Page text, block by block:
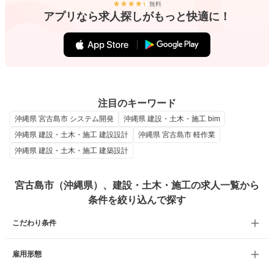
無料
アプリなら求人探しがもっと快適に！
注目のキーワード
沖縄県 宮古島市 システム開発
沖縄県 建設・土木・施工 bim
沖縄県 建設・土木・施工 建設設計
沖縄県 宮古島市 軽作業
沖縄県 建設・土木・施工 建築設計
宮古島市（沖縄県）、建設・土木・施工の求人一覧から
条件を絞り込んで探す
こだわり条件
雇用形態